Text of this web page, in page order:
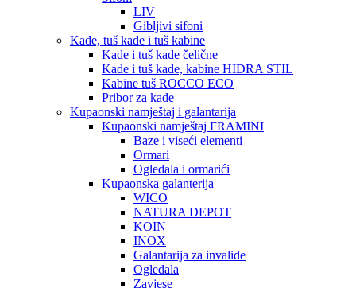
LIV
Gibljivi sifoni
Kade, tuš kade i tuš kabine
Kade i tuš kade čelične
Kade i tuš kade, kabine HIDRA STIL
Kabine tuš ROCCO ECO
Pribor za kade
Kupaonski namještaj i galantarija
Kupaonski namještaj FRAMINI
Baze i viseći elementi
Ormari
Ogledala i ormarići
Kupaonska galanterija
WICO
NATURA DEPOT
KOIN
INOX
Galantarija za invalide
Ogledala
Zavjese